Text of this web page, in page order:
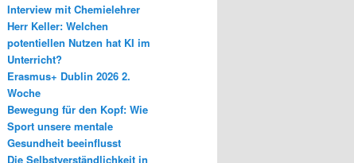
n
Interview mit Chemielehrer
Herr Keller: Welchen
potentiellen Nutzen hat KI im
Unterricht?
Erasmus+ Dublin 2026 2.
Woche
Bewegung für den Kopf: Wie
Sport unsere mentale
Gesundheit beeinflusst
Die Selbstverständlichkeit in